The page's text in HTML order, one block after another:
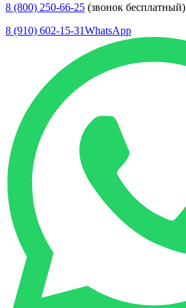
8 (800) 250-66-25 (звонок бесплатный)
8 (910) 602-15-31WhatsApp